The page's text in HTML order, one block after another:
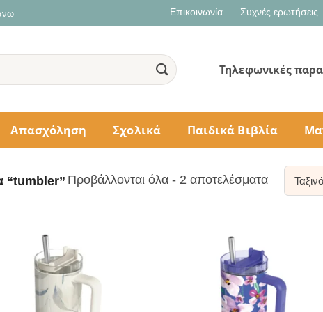
Επικοινωνία Συχνές ερωτήσεις
Τηλεφωνικές
Απασχόληση Σχολικά Παιδικά Βιβλία
“tumbler” Προβάλλονται όλα - 2 αποτελέσματαSorted